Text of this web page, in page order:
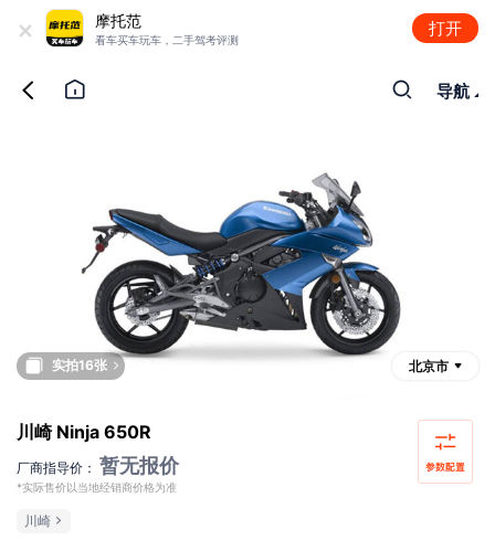
+ 摩托范
看车买车玩车，二手驾考评测
打开
导航
实拍16张 北京市
川崎 Ninja 650R
厂商指导价： 暂无报价
*实际售价以当地经销商价格为准
川崎